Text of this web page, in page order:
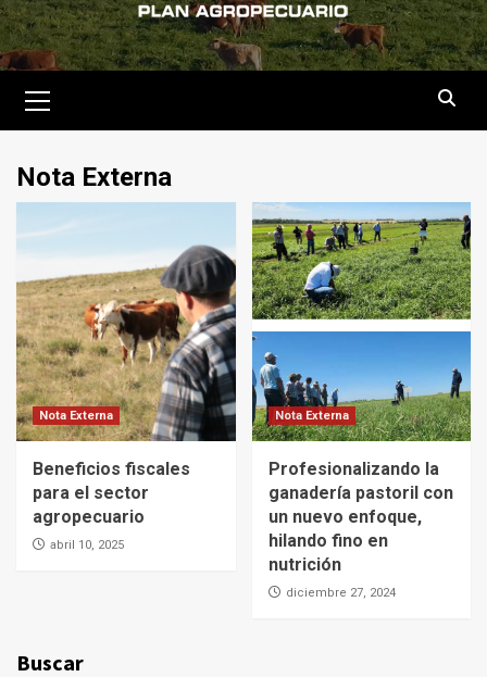
primario
Nota Externa
Nota Externa
Beneficios fiscales
para el sector
agropecuario
abril 10, 2025
Nota Externa
Profesionalizando la
ganadería pastoril con
un nuevo enfoque,
hilando fino en
nutrición
diciembre 27, 2024
Buscar